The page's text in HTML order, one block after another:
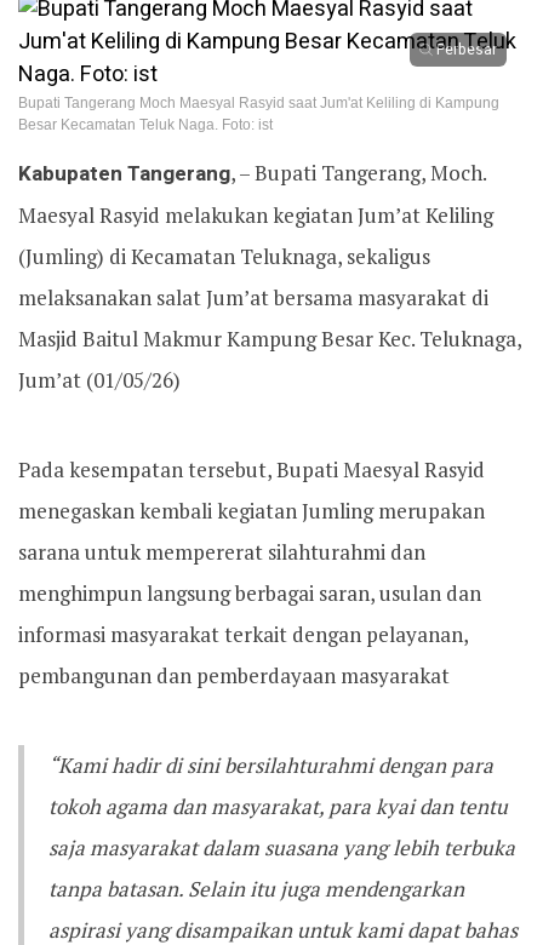
Perbesar
Bupati Tangerang Moch Maesyal Rasyid saat Jum'at Keliling di Kampung
Besar Kecamatan Teluk Naga. Foto: ist
Kabupaten Tangerang, – Bupati Tangerang, Moch.
Maesyal Rasyid melakukan kegiatan Jum’at Keliling
(Jumling) di Kecamatan Teluknaga, sekaligus
melaksanakan salat Jum’at bersama masyarakat di
Masjid Baitul Makmur Kampung Besar Kec. Teluknaga,
Jum’at (01/05/26)
Pada kesempatan tersebut, Bupati Maesyal Rasyid
menegaskan kembali kegiatan Jumling merupakan
sarana untuk mempererat silahturahmi dan
menghimpun langsung berbagai saran, usulan dan
informasi masyarakat terkait dengan pelayanan,
pembangunan dan pemberdayaan masyarakat
“Kami hadir di sini bersilahturahmi dengan para
tokoh agama dan masyarakat, para kyai dan tentu
saja masyarakat dalam suasana yang lebih terbuka
tanpa batasan. Selain itu juga mendengarkan
aspirasi yang disampaikan untuk kami dapat bahas